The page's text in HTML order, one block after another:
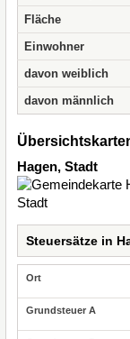
Fläche
Einwohner
davon weiblich
davon männlich
Hagen, Stadt
Steuersätze in